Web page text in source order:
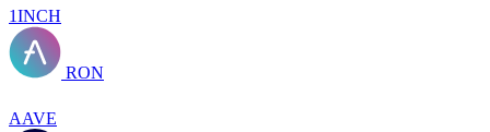
1INCH
RON
AAVE